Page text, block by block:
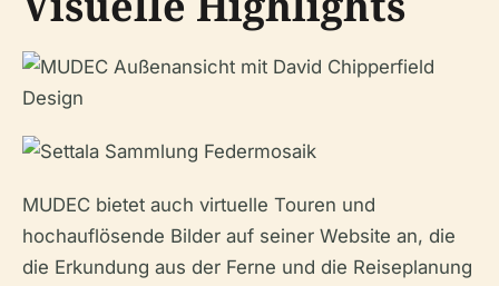
MUDEC bietet auch virtuelle Touren und
hochauflösende Bilder auf seiner Website an, die
die Erkundung aus der Ferne und die Reiseplanung